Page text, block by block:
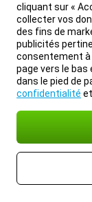
cliquant sur «
collecter vos
des fins de
publicités
consentement
page vers le bas
dans le pied de
confidentialité et